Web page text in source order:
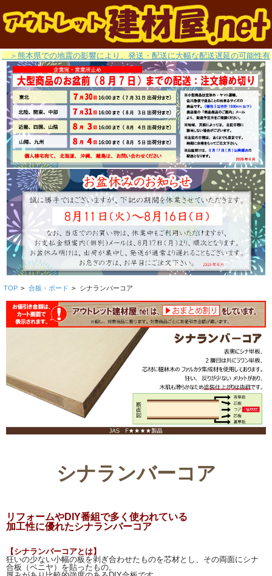
＞熊本県での地震の影響により、発送・配送に大幅な配送遅延の可能性有
TOP > 合板・ボード > シナランバーコア
シナランバーコア
リフォームやDIY番組で多く使われている
加工性に優れたシナランバーコア
【シナランバーコアとは】
狂いの少ない小幅の板を剥ぎ合わせたものを芯材とし、その両面にシナ
合板（ベニヤ）を貼ったもの。